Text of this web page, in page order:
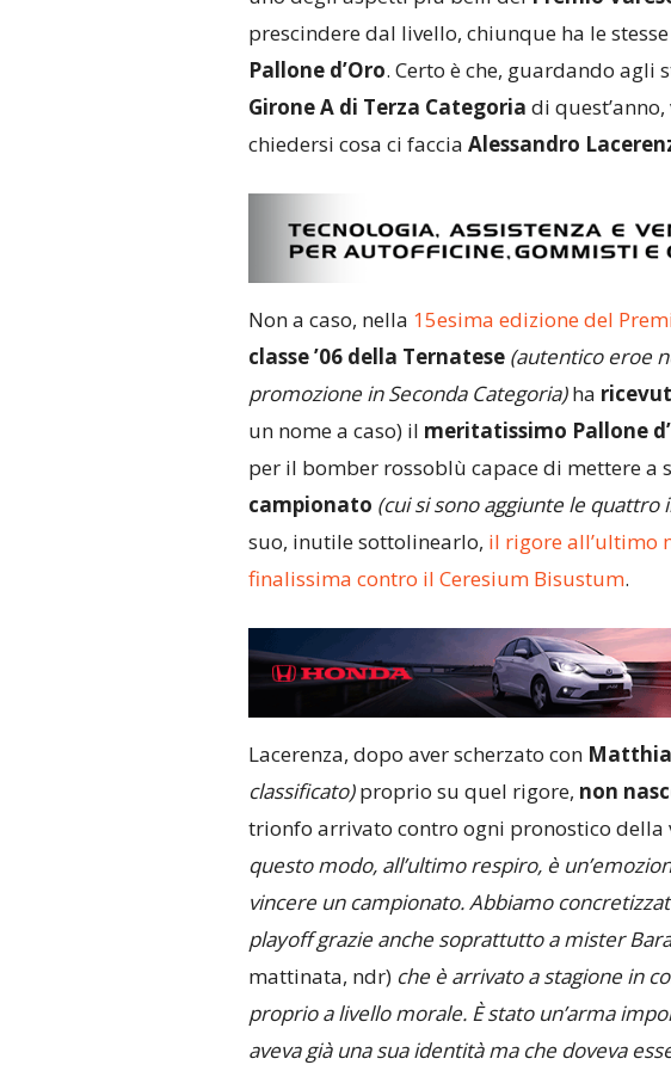
prescindere dal livello, chiunque ha le
Pallone d’Oro. Certo è che, guardando
Girone A di Terza Categoria di
chiedersi cosa ci faccia Alessandro
Non a caso, nella 15esima edizione del
classe ’06 della Ternatese (autentico eroe
promozione in Seconda Categoria)ha
un nome a caso) il meritatissimo Pallone
per il bomber rossoblù capace di mettere a
campionato (cui si sono aggiunte le
suo, inutile sottolinearlo, il rigore all’ultimo
finalissima contro il Ceresium Bisustum.
Lacerenza, dopo aver scherzato con
classificato)proprio su quel rigore, non
trionfo arrivato contro ogni pronostico della
questo modo, all’ultimo respiro, è
vincere un campionato. Abbiamo
playoff grazie anche soprattutto a mister
mattinata, ndr) che è arrivato a stagione in
proprio a livello morale. È stato un’arma
aveva già una sua identità ma che doveva